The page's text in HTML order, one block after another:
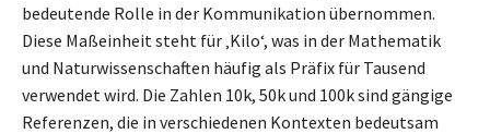
bedeutende Rolle in der Kommunikation übernommen.
Diese Maßeinheit steht für ‚Kilo‘, was in der Mathematik
und Naturwissenschaften häufig als Präfix für Tausend
verwendet wird. Die Zahlen 10k, 50k und 100k sind gängige
Referenzen, die in verschiedenen Kontexten bedeutsam